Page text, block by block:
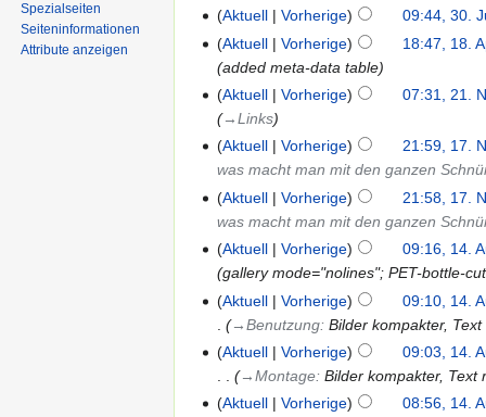
Aktuell
Vorherige
09:44, 30.
Aktuell
Vorherige
18:47, 18.
added meta-data table
Aktuell
Vorherige
07:31, 21.
→‎Links
Aktuell
Vorherige
21:59, 17.
was macht man mit den ganzen
Aktuell
Vorherige
21:58, 17.
was macht man mit den ganzen
Aktuell
Vorherige
09:16, 14.
gallery mode="nolines"; PET-bottle-
Aktuell
Vorherige
09:10, 14.
→‎Benutzung:Bilder kompakter,
Aktuell
Vorherige
09:03, 14.
→‎Montage:Bilder kompakter, Text
Aktuell
Vorherige
08:56, 14.
Spezialseiten
Seiten­informationen
Attribute anzeigen